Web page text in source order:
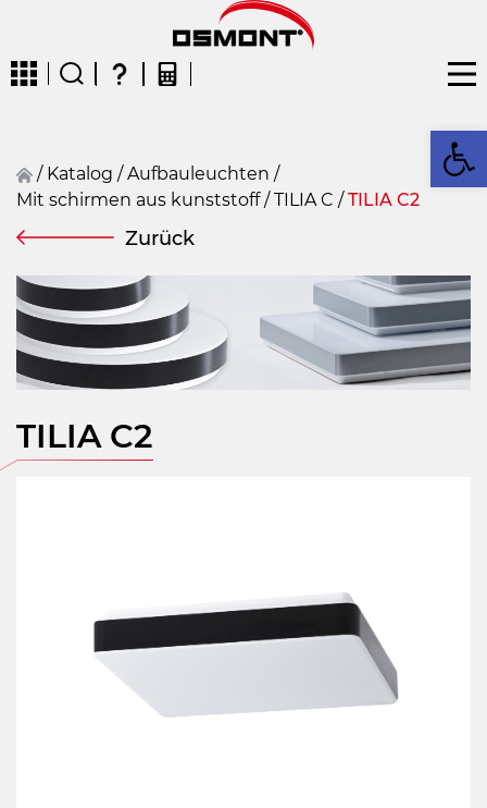
CZENDEFRFIN
/ Katalog / Aufbauleuchten /
Mit schirmen aus kunststoff/ TILIA C / TILIA C2
Zurück
TILIA C2